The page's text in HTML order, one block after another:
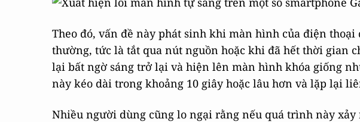
Theo đó, vấn đề này phát sinh khi màn hình của điện thoại
thường, tức là tắt qua nút nguồn hoặc khi đã hết thời gian
lại bất ngờ sáng trở lại và hiện lên màn hình khóa giống
này kéo dài trong khoảng 10 giây hoặc lâu hơn và lặp lại
Nhiều người dùng cũng lo ngại rằng nếu quá trình này